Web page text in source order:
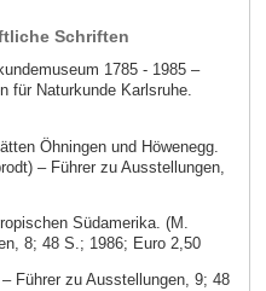
Schriften
1785 - 1985 –
für Naturkunde Karlsruhe.
Öhningen und Höwenegg.
– Führer zu Ausstellungen,
Südamerika. (M.
8; 48 S.; 1986; Euro 2,50
Führer zu Ausstellungen, 9; 48